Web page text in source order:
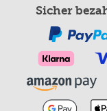
Sicher